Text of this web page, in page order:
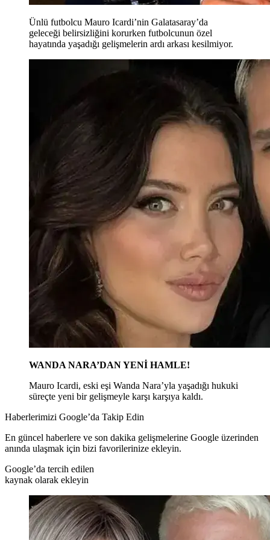
Ünlü futbolcu Mauro Icardi’nin Galatasaray’da
geleceği belirsizliğini korurken futbolcunun özel
hayatında yaşadığı gelişmelerin ardı arkası kesilmiyor.
WANDA NARA’DAN YENİ HAMLE!
Mauro Icardi, eski eşi Wanda Nara’yla yaşadığı hukuki
süreçte yeni bir gelişmeyle karşı karşıya kaldı.
Haberlerimizi Google’da Takip Edin
En güncel haberlere ve son dakika gelişmelerine Google üzerinden
anında ulaşmak için bizi favorilerinize ekleyin.
Google’da tercih edilen
kaynak olarak ekleyin